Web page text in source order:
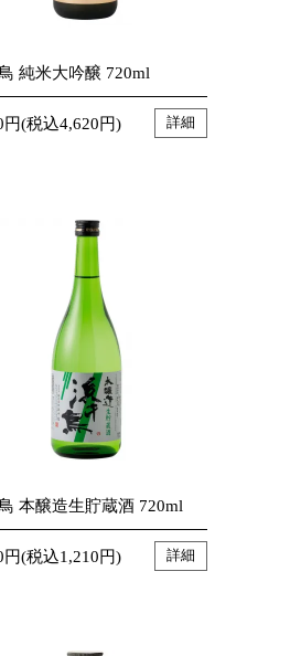
純米大吟醸 720ml
円(税込4,620円) 詳細
本醸造生貯蔵酒 720ml
円(税込1,210円) 詳細